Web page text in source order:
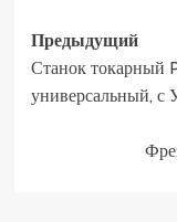
Навигация
записи
Предыдущий
Станок токарный
универсальный,